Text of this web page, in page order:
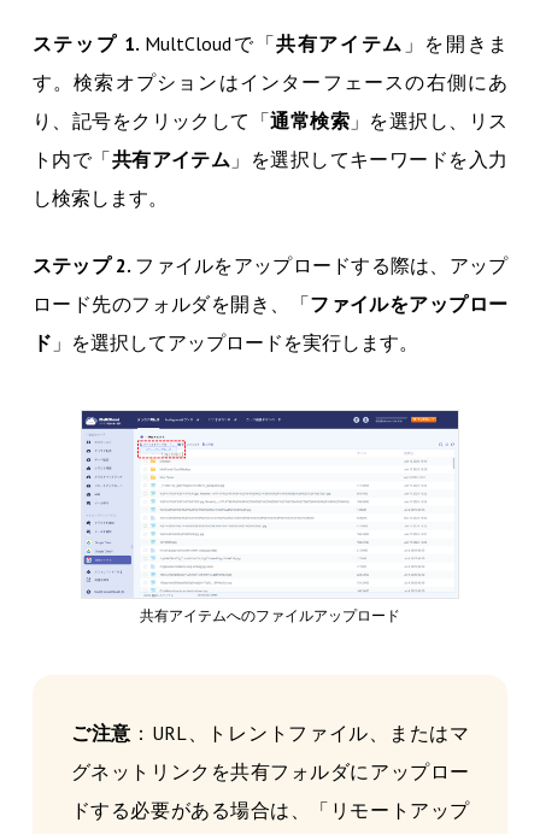
ステップ 1. MultCloudで「共有アイテム 」を開きま
す。検索オプションはインターフェースの右側にあ
り、記号をクリックして「通常検索 」を選択し、リス
ト内で「共有アイテム 」を選択してキーワードを入力
し検索します。
ステップ 2. ファイルをアップロードする際は、アップ
ロード先のフォルダを開き、「ファイルをアップロー
ド 」を選択してアップロードを実行します。
共有アイテムへのファイルアップロード
ご注意 ：URL、トレントファイル、またはマ
グネットリンクを共有フォルダにアップロー
ドする必要がある場合は、「リモートアップ